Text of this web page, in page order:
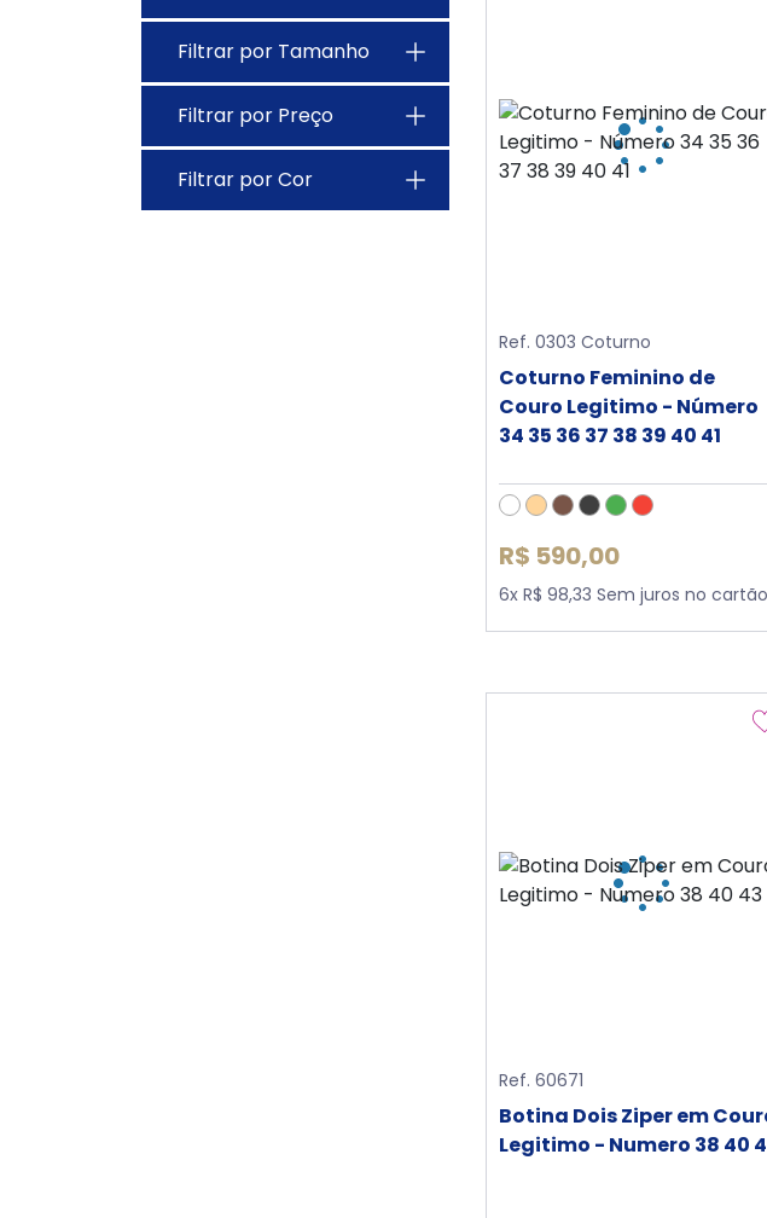
Filtrar por Tamanho
Filtrar por Preço
Filtrar por Cor
Ref. 0303 Coturno
Coturno Feminino de
Couro Legitimo - Número
34 35 36 37 38 39 40 41
R$ 590,00
6x R$ 98,33 Sem juros no cartão
Ref. 60671
Botina Dois Ziper em
Legitimo - Numero 38 40